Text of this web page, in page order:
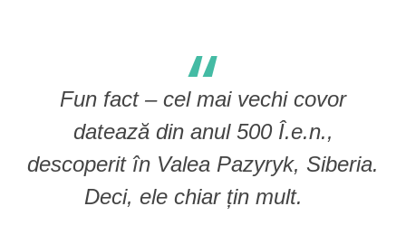
Fun fact – cel mai vechi covor
datează din anul 500 Î.e.n.,
descoperit în Valea Pazyryk, Siberia.
Deci, ele chiar țin mult.